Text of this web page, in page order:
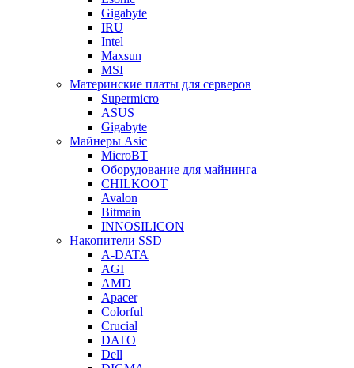
Gigabyte
IRU
Intel
Maxsun
MSI
Материнские платы для серверов
Supermicro
ASUS
Gigabyte
Майнеры Asic
MicroBT
Оборудование для майнинга
CHILKOOT
Avalon
Bitmain
INNOSILICON
Накопители SSD
A-DATA
AGI
AMD
Apacer
Colorful
Crucial
DATO
Dell